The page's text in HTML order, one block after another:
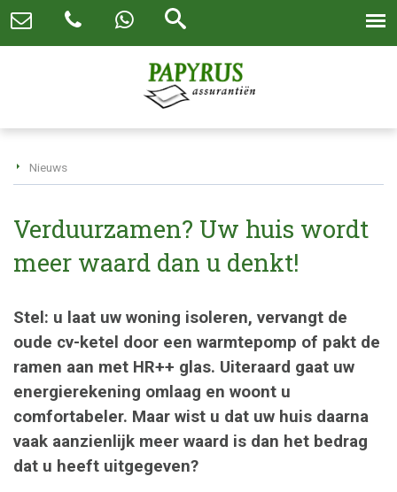
Nieuws
Verduurzamen? Uw huis wordt
meer waard dan u denkt!
Stel: u laat uw woning isoleren, vervangt de
oude cv-ketel door een warmtepomp of pakt de
ramen aan met HR++ glas. Uiteraard gaat uw
energierekening omlaag en woont u
comfortabeler. Maar wist u dat uw huis daarna
vaak aanzienlijk meer waard is dan het bedrag
dat u heeft uitgegeven?